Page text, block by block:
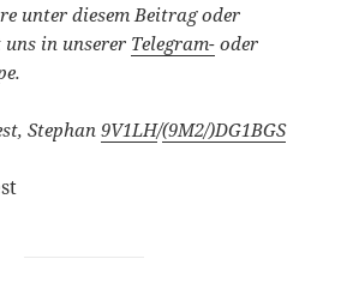
unter diesem Beitrag oder
in unserer Telegram- oder
Stephan9V1LH/(9M2/)DG1BGS